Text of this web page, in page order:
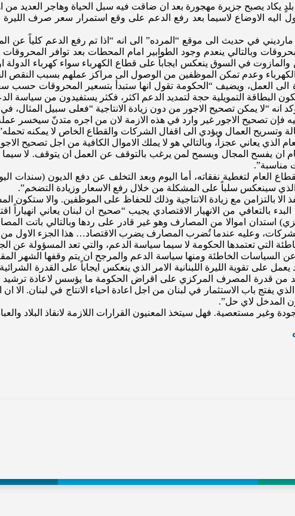
بلدٍ يكاد يصبح جزيرة مهجورة بعد ان ضاقت فيه سبل الحياة وهاجر العديد من
الاوضاع لاسيما بعد رفع الدعم على وقع استمرار سعر صرف الليرة
مارديني في حديث الى موقع “المرده” الى انه “اذا تم رفع الدعم
المحروقات وبالتالي ينعدم وجود الطوابير امام المحطات بعد توافر
والمازوت في السوق ينعكس ايجاباً على قطاع الكهرباء سواء كهرباء الدولة
وعدم تمكن الموظفين من الوصول الى مراكز عملهم بسبب النقص
الى العمل، ويضيف “الحكومة تقول انها ستبدأ بتسعير المحروقات حسب
البطاقة التمويلية حجة لتمديد الدعم اكثر، فكثر يستفيدون من سياسة
انه “لا يمكن تصحيح الاجور من دون زيادة الانتاجية “فعلى سبيل
فإن تصحيح الاجور غير وارد في هذه الازمة لان من اجره متدنّ سيخسر
وتسريح العمال ويؤدي الى اقفال الشركات والقطاع الخاص لا يمكنه
الذي يعاني عجزاً، وبالتالي هو لا يملك الاموال الكافية من اجل تصحيح
ان يفسح المجال ويسمح لمن يرغب بالتوقف عن العمل ان يتوقف. لا
مناسبة”.
العام لتغطية نفقاته، أما اليوم وبعد التخلف عن دفع الديون (سندات
الذي سينعكس سلباً على المشكلة من خلال رفع الاسعار وزيادة التضخم”.
الا بالتزامن مع زيادة الانتاجية وذلك للحفاظ على الموظفين. والا ستكون
بالتعافي من الانهيار الاقتصادي يجيب “صحيح ان لبنان يعاني انهياراً
استدان اموالا من المصارف وهو غير قادر على ردها وبالتالي باتت
وعليه عندما تُضرب المصارف يضرب الاقتصاد… هذا الجزء الاول من
التي تعتمدها الحكومة لا سيما سياسة الدعم، والتي تعد المسؤولة عن
الخاطئة ومنها سياسة الدعم والمرجح ان يتم وقفها الشهر
على تقوية الليرة اللبنانية الامر الذي ينعكس ايجاباً على القدرة
من قدرة المصرف المركزي على اقراض الحكومة ما يؤسس لاعادة ترشيد
باب الاستثمار في لبنان من اجل اعادة احياء الانتاج في لبنان. الا
المدخل لاي حل”.
وغير مستعصية. فهل سيتخذ المعنيون القرارات اللازمة لانقاذ البلاد